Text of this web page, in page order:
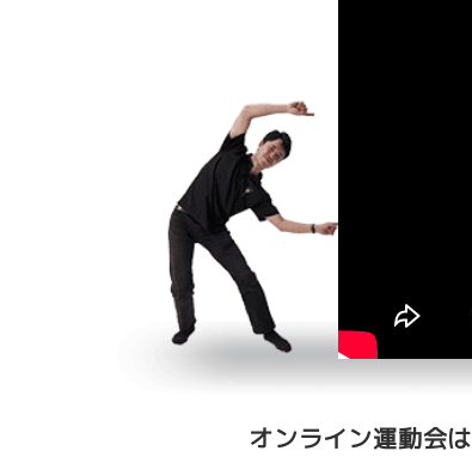
オンライン運動会は